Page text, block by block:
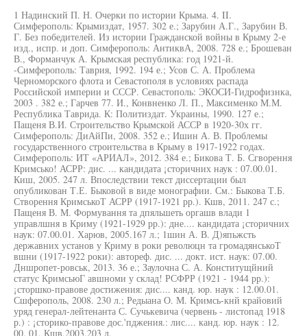
1 Надинский П. Н. Очерки по истории Крыма. 4. II.
Симферополь: Крымиздат, 1957. 302 е.; Зарубин А.Г., Зарубин В.
Г. Без победителей. Из истории Гражданской войны в Крыму 2-е
изд., испр. и доп. Симферополь: АнтиквА, 2008. 728 е.; Брошеван
В., Форманчук А. Крымская республика: год 1921-й.
-Симферополь: Таврия, 1992. 194 е.; Усов С. А. Проблема
Черноморского флота и Севастополя в условиях распада
Российской империи и СССР. Севастополь: ЭКОСИ-Гидрофизнка,
2003 . 382 е.; Гарчев 77. И., Конвненко Л. П., Максименко М.М.
Республика Таврида. К: Политиздат. Украины, 1990. 127 е.;
Пащеня В.И. Строительство Крымской АССР в 1920-30х гг.
Симферополь: ДиАйПи, 2008. 352 е.; Ишин А. В. Проблемы
государственного строительства в Крыму в 1917-1922 годах.
Симферополь: ИТ «АРИАЛ», 2012. 384 е.; Бикова Т. Б. Сгворення
Кримсько! АСРР: дис. ... кандидата ¡сторичних наук : 07.00.01.
Киш, 2005. 247 л. Впоследствии текст диссертации был
опубликован Т.Е. Быковой в виде монографии. См.: Быкова Т.Б.
Створення КримськоТ АСРР (1917-1921 рр.). Кшв, 2011. 247 с.;
Пащеня В. М. Формування та дпяльшеть оргашв влади 1
управлшня в Криму (1921-1929 рр.): дне.... кандидата ¡сторичних
наук: 07.00.01. Харюв, 2005.167 л.; 1шин А. В. Д)япьжсть
державних установ у Криму в роки революцн та громадянськоТ
вшни (1917-1922 роки): автореф. дис. ... докт. ист. наук: 07.00.
Дншропет-ровськ, 2013. 36 е.; Заулочна С. А. Конститущйний
статус КримсьюГ авшноми у склад! РСФРР (1921 - 1944 рр.):
¡сторшко-правове достижения: дис.... канд. юр. наук : 12.00.01.
Сшферополь, 2008. 230 л.; Редыана О. М. Кримсь-кнй крайовий
уряд генерал-лейтенанта С. Сучькевича (червень - листопад 1918
р.) : ¡сторико-правове дос.'пджения.: лис.... канд. юр. наук : 12.
00. 01. Кшв,2003.203 л.